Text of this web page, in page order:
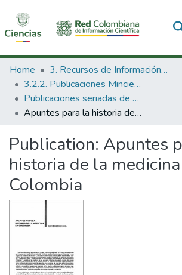
Communities & Collections
All of DSpace
Statistics
Home
3. Recursos de Información Científica y Tecnológica
3.2.2. Publicaciones Minciencias
Publicaciones seriadas de Minciencias
Apuntes para la historia de la medicina en Colombia
Publication: Apuntes
historia de la
Colombia